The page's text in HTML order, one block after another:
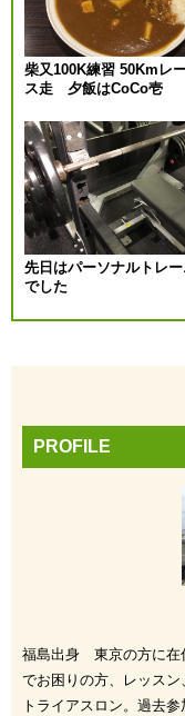
ン
柴又100K練習 50Kmレ
ス走 夕飯はCoCo壱
先日はパーソナルトレ
でした
PROFILE
福島出身 東京の方に
でお困りの方、レッスン
トライアスロン。過去